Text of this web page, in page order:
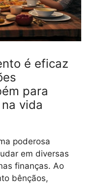
é eficaz
para
vida
poderosa
em diversas
finanças. Ao
bênçãos,